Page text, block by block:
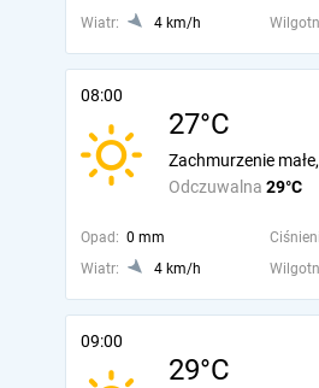
Wiatr: 4 km/h
08:00
27°C
Odczuwalna 29°C
Zachmurzenie
Opad: 0 mm
Wiatr:
4 km/h
09:00
29°C